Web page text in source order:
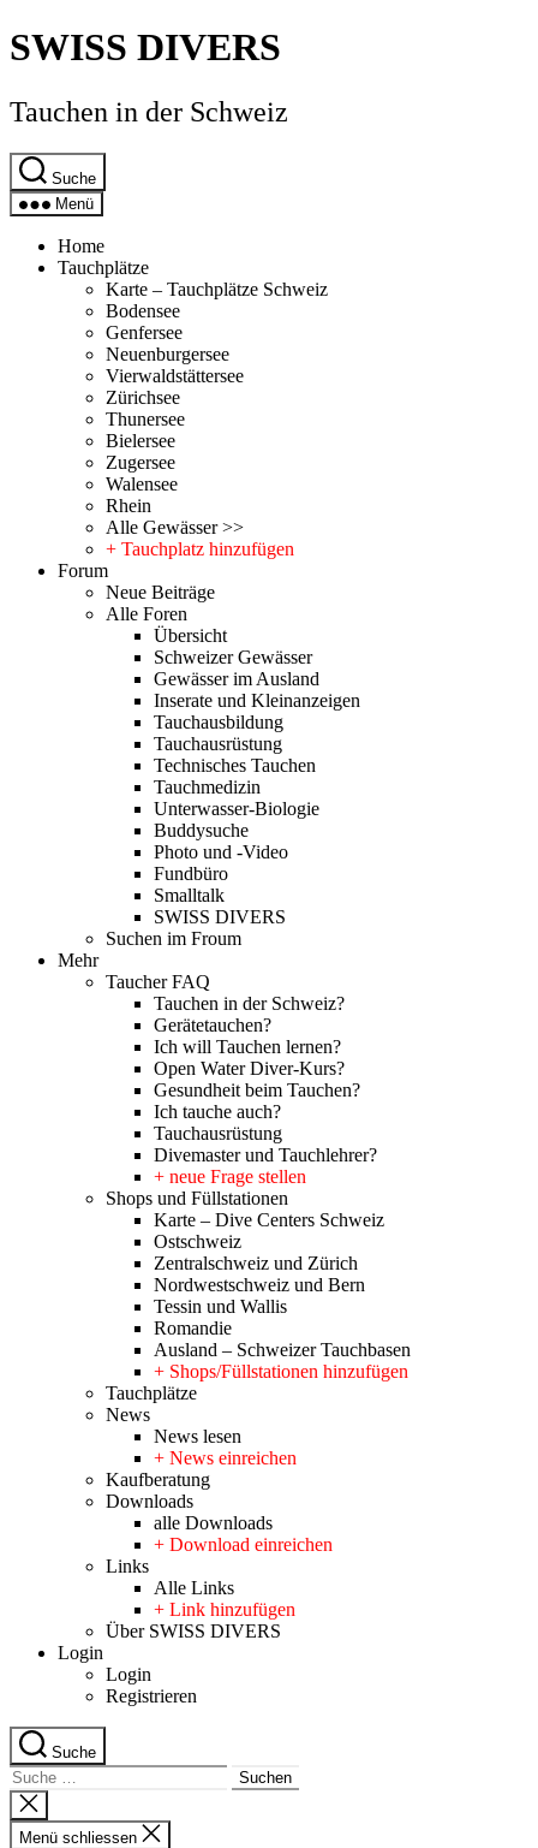
Direkt
zum
wechseln
SWISS DIVERS
Tauchen in der Schweiz
Suche
Menü
Home
Tauchplätze
Karte – Tauchplätze Schweiz
Bodensee
Genfersee
Neuenburgersee
Vierwaldstättersee
Zürichsee
Thunersee
Bielersee
Zugersee
Walensee
Rhein
Alle Gewässer >>
+ Tauchplatz hinzufügen
Forum
Neue Beiträge
Alle Foren
Übersicht
Schweizer Gewässer
Gewässer im Ausland
Inserate und Kleinanzeigen
Tauchausbildung
Tauchausrüstung
Technisches Tauchen
Tauchmedizin
Unterwasser-Biologie
Buddysuche
Photo und -Video
Fundbüro
Smalltalk
SWISS DIVERS
Suchen im Froum
Mehr
Taucher FAQ
Tauchen in der Schweiz?
Gerätetauchen?
Ich will Tauchen lernen?
Open Water Diver-Kurs?
Gesundheit beim Tauchen?
Ich tauche auch?
Tauchausrüstung
Divemaster und Tauchlehrer?
+ neue Frage stellen
Shops und Füllstationen
Karte – Dive Centers Schweiz
Ostschweiz
Zentralschweiz und Zürich
Nordwestschweiz und Bern
Tessin und Wallis
Romandie
Ausland – Schweizer Tauchbasen
+ Shops/Füllstationen hinzufügen
Tauchplätze
News
News lesen
+ News einreichen
Kaufberatung
Downloads
alle Downloads
+ Download einreichen
Links
Alle Links
+ Link hinzufügen
Über SWISS DIVERS
Login
Login
Registrieren
Suche
Suche
nach:
Suche
schliessen
Menü schliessen